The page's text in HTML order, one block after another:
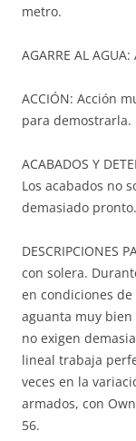
metro.
AGARRE AL AGUA:
ACCIÓN: Acción
para demostrarla.
ACABADOS Y
Los acabados no
demasiado pronto.
DESCRIPCIONES
con solera.
en condiciones
aguanta muy
no exigen
lineal trabaja
veces en la
armados, con
56.